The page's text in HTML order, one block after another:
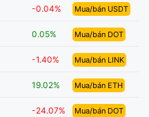
-0.04% Mua/bán USDT
0.05% Mua/bán DOT
-1.40% Mua/bán LINK
19.02% Mua/bán ETH
-24.07% Mua/bán DOT